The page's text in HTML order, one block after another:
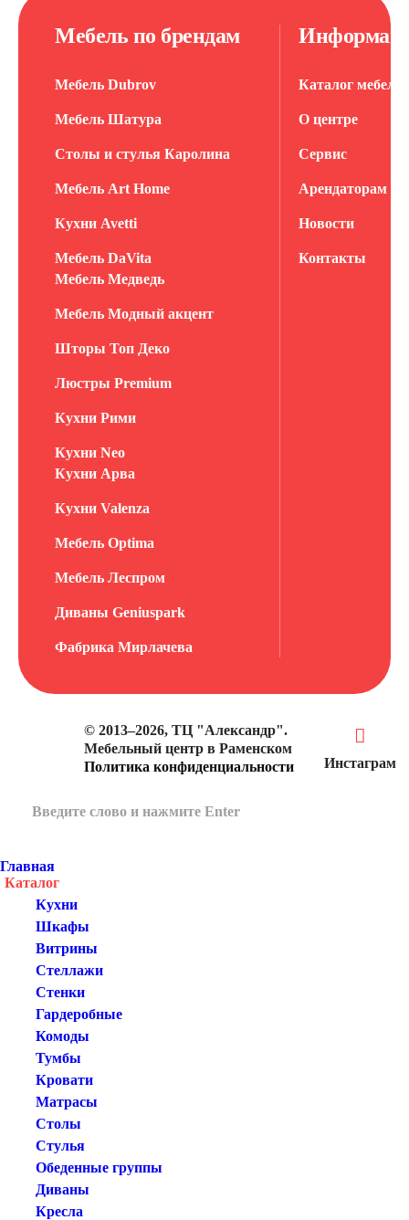
Мебель по брендам
Мебель Dubrov
Мебель Шатура
Столы и стулья Каролина
Мебель Art Home
Кухни Avetti
Мебель DaVita
Мебель Медведь
Мебель Модный акцент
Шторы Топ Деко
Люстры Premium
Кухни Рими
Кухни Neo
Кухни Арва
Кухни Valenza
Мебель Optima
Мебель Леспром
Диваны Geniuspark
Фабрика Мирлачева
Каталог мебели
О центре
Сервис
Арендаторам
Новости
Контакты
© 2013–2026, ТЦ "Александр".
Мебельный центр в Раменском
Политика конфиденциальности
Инстаграм
Главная
Каталог
Кухни
Шкафы
Витрины
Стеллажи
Стенки
Гардеробные
Комоды
Тумбы
Кровати
Матрасы
Столы
Стулья
Обеденные группы
Диваны
Кресла